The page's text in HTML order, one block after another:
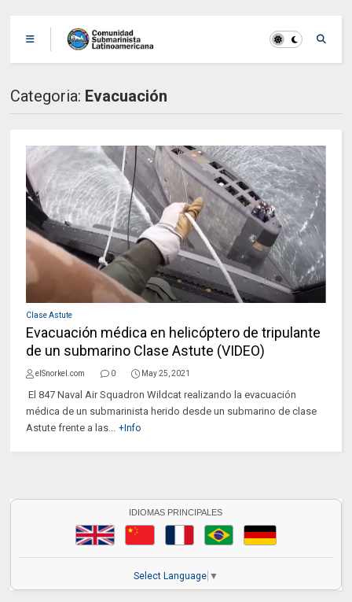
Categoria: Evacuación
Clase Astute
Evacuación médica en helicóptero de tripulante
de un submarino Clase Astute (VIDEO)
elSnorkel.com 0 May 25, 2021
El 847 Naval Air Squadron Wildcat realizando la evacuación
médica de un submarinista herido desde un submarino de clase
Astute frente a las... +Info
IDIOMAS PRINCIPALES
Select Language ▼